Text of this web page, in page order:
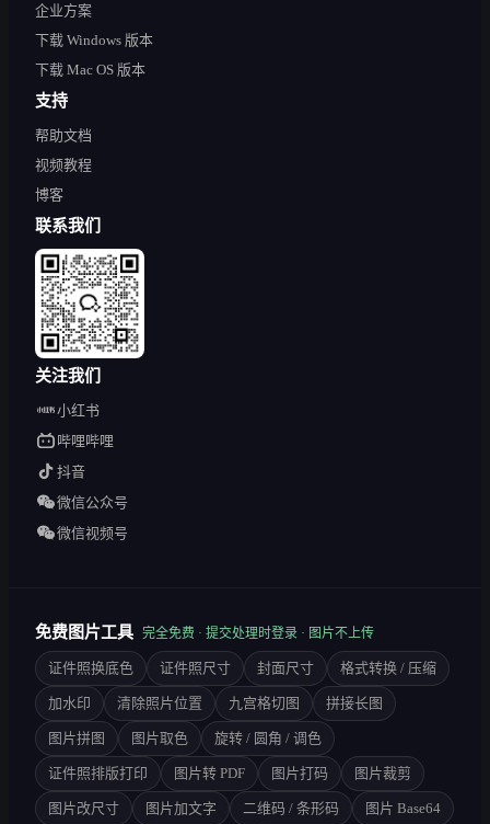
企业方案
下载 Windows 版本
下载 Mac OS 版本
支持
帮助文档
视频教程
博客
联系我们
关注我们
小红书
哔哩哔哩
抖音
微信公众号
微信视频号
免费图片工具 完全免费 · 提交处理时登录 · 图片不上传
证件照换底色 证件照尺寸 封面尺寸 格式转换 / 压缩
加水印 清除照片位置 九宫格切图 拼接长图
图片拼图 图片取色 旋转 / 圆角 / 调色
证件照排版打印 图片转 PDF 图片打码 图片裁剪
图片改尺寸 图片加文字 二维码 / 条形码 图片 Base64